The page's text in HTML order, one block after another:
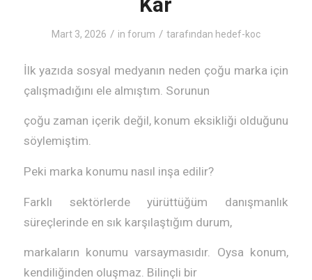
Mart 3, 2026 / in forum / tarafından hedef-koc
İlk yazıda sosyal medyanın neden çoğu marka için
çalışmadığını ele almıştım. Sorunun
çoğu zaman içerik değil, konum eksikliği olduğunu
söylemiştim.
Peki marka konumu nasıl inşa edilir?
Farklı sektörlerde yürüttüğüm danışmanlık
süreçlerinde en sık karşılaştığım durum,
markaların konumu varsaymasıdır. Oysa konum,
kendiliğinden oluşmaz. Bilinçli bir